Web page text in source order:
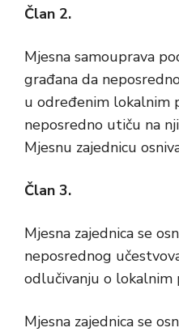
Član 2.
Mjesna samouprava
građana da
u određenim lokalnim
neposredno utiču na
Mjesnu zajednicu
Član 3.
Mjesna zajednica se
neposrednog
odlučivanju o lokalnim
Mjesna zajednica se